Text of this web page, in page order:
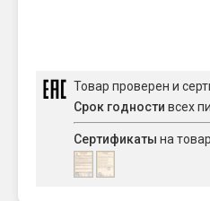
Товар проверен и
Срок годности всех
Сертификаты на